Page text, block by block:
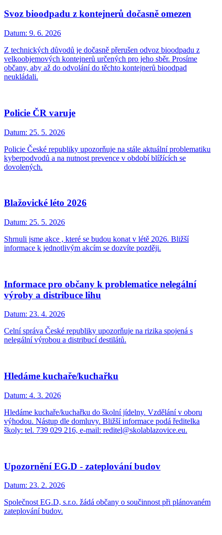
Svoz bioodpadu z kontejnerů dočasně omezen
Datum: 9. 6. 2026
Z technických důvodů je dočasně přerušen odvoz bioodpadu z
velkoobjemových kontejnerů určených pro jeho sběr. Prosíme
občany, aby až do odvolání do těchto kontejnerů bioodpad
neukládali.
Policie ČR varuje
Datum: 25. 5. 2026
Policie České republiky upozorňuje na stále aktuální problematiku
kyberpodvodů a na nutnost prevence v období blížících se
dovolených.
Blažovické léto 2026
Datum: 25. 5. 2026
Shrnuli jsme akce , které se budou konat v létě 2026. Bližší
informace k jednotlivým akcím se dozvíte později.
Informace pro občany k problematice nelegální
výroby a distribuce lihu
Datum: 23. 4. 2026
Celní správa České republiky upozorňuje na rizika spojená s
nelegální výrobou a distribucí destilátů.
Hledáme kuchaře/kuchařku
Datum: 4. 3. 2026
Hledáme kuchaře/kuchařku do školní jídelny. Vzdělání v oboru
výhodou. Nástup dle domluvy. Bližší informace podá ředitelka
školy: tel. 739 029 216, e-mail: reditel@skolablazovice.eu.
Upozornění EG.D - zateplování budov
Datum: 23. 2. 2026
Společnost EG.D, s.r.o. žádá občany o součinnost při plánovaném
zateplování budov.